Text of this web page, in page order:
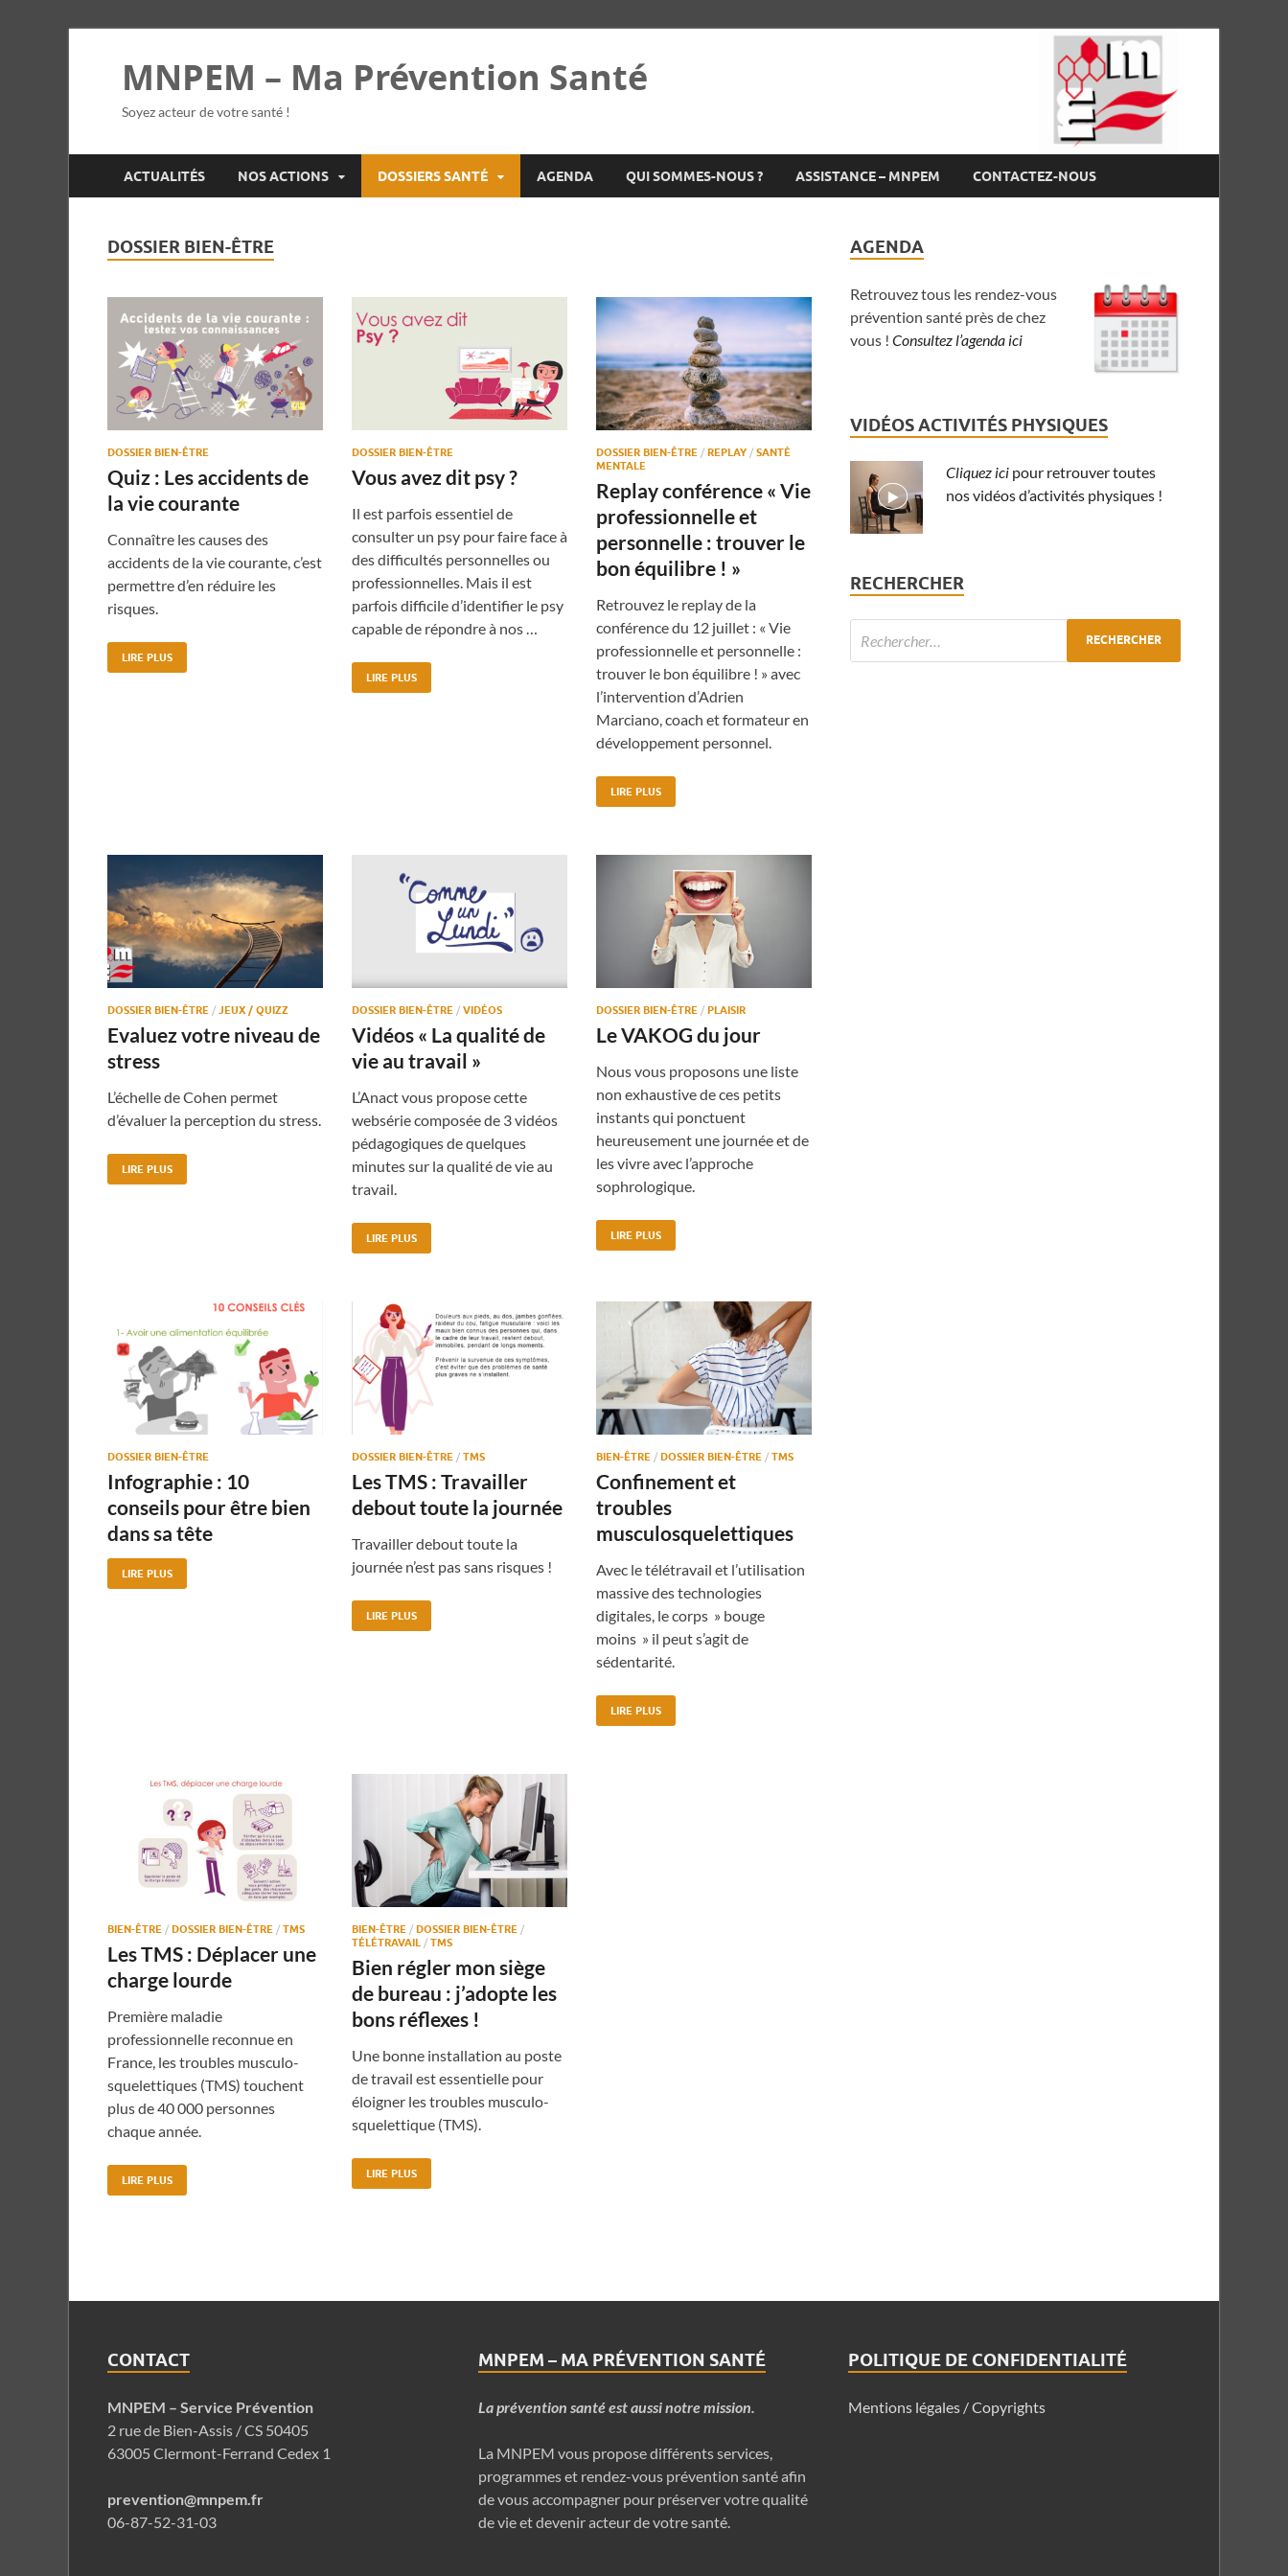
MNPEM – Ma Prévention Santé
Soyez acteur de votre santé !
ACTUALITÉS NOS ACTIONS DOSSIERS SANTÉ AGENDA QUI SOMMES-NOUS ? ASSISTANCE – MNPEM CONTACTEZ-NOUS
DOSSIER BIEN-ÊTRE
DOSSIER BIEN-ÊTRE
Quiz : Les accidents de
la vie courante
Connaître les causes des
accidents de la vie courante, c’est
permettre d’en réduire les
risques.
LIRE PLUS
DOSSIER BIEN-ÊTRE
Vous avez dit psy ?
Il est parfois essentiel de
consulter un psy pour faire face à
des difficultés personnelles ou
professionnelles. Mais il est
parfois difficile d’identifier le psy
capable de répondre à nos …
LIRE PLUS
DOSSIER BIEN-ÊTRE / REPLAY / SANTÉ
MENTALE
Replay conférence « Vie
professionnelle et
personnelle : trouver le
bon équilibre ! »
Retrouvez le replay de la
conférence du 12 juillet : « Vie
professionnelle et personnelle :
trouver le bon équilibre ! » avec
l’intervention d’Adrien
Marciano, coach et formateur en
développement personnel.
LIRE PLUS
DOSSIER BIEN-ÊTRE / JEUX / QUIZZ
Evaluez votre niveau de
stress
L’échelle de Cohen permet
d’évaluer la perception du stress.
LIRE PLUS
DOSSIER BIEN-ÊTRE / VIDÉOS
Vidéos « La qualité de
vie au travail »
L’Anact vous propose cette
websérie composée de 3 vidéos
pédagogiques de quelques
minutes sur la qualité de vie au
travail.
LIRE PLUS
DOSSIER BIEN-ÊTRE / PLAISIR
Le VAKOG du jour
Nous vous proposons une liste
non exhaustive de ces petits
instants qui ponctuent
heureusement une journée et de
les vivre avec l’approche
sophrologique.
LIRE PLUS
DOSSIER BIEN-ÊTRE
Infographie : 10
conseils pour être bien
dans sa tête
LIRE PLUS
DOSSIER BIEN-ÊTRE / TMS
Les TMS : Travailler
debout toute la journée
Travailler debout toute la
journée n’est pas sans risques !
LIRE PLUS
BIEN-ÊTRE / DOSSIER BIEN-ÊTRE / TMS
Confinement et
troubles
musculosquelettiques
Avec le télétravail et l’utilisation
massive des technologies
digitales, le corps » bouge
moins » il peut s’agit de
sédentarité.
LIRE PLUS
BIEN-ÊTRE / DOSSIER BIEN-ÊTRE / TMS
Les TMS : Déplacer une
charge lourde
Première maladie
professionnelle reconnue en
France, les troubles musculo-
squelettiques (TMS) touchent
plus de 40 000 personnes
chaque année.
LIRE PLUS
BIEN-ÊTRE / DOSSIER BIEN-ÊTRE /
TÉLÉTRAVAIL / TMS
Bien régler mon siège
de bureau : j’adopte les
bons réflexes !
Une bonne installation au poste
de travail est essentielle pour
éloigner les troubles musculo-
squelettique (TMS).
LIRE PLUS
AGENDA
Retrouvez tous les rendez-vous
prévention santé près de chez
vous !Consultez l’agenda ici
VIDÉOS ACTIVITÉS PHYSIQUES
Cliquez ici pour retrouver toutes
nos vidéos d’activités physiques !
RECHERCHER
CONTACT
MNPEM – Service Prévention
2 rue de Bien-Assis / CS 50405
63005 Clermont-Ferrand Cedex 1
prevention@mnpem.fr
06-87-52-31-03
MNPEM – MA PRÉVENTION SANTÉ
La prévention santé est aussi notre mission.
La MNPEM vous propose différents services,
programmes et rendez-vous prévention santé afin
de vous accompagner pour préserver votre qualité
de vie et devenir acteur de votre santé.
POLITIQUE DE CONFIDENTIALITÉ
Mentions légales / Copyrights